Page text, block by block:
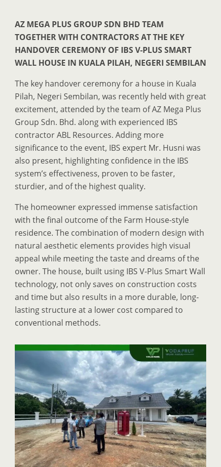
AZ MEGA PLUS GROUP SDN BHD TEAM
TOGETHER WITH CONTRACTORS AT THE KEY
HANDOVER CEREMONY OF IBS V-PLUS SMART
WALL HOUSE IN KUALA PILAH, NEGERI SEMBILAN
The key handover ceremony for a house in Kuala
Pilah, Negeri Sembilan, was recently held with great
excitement, attended by the team of AZ Mega Plus
Group Sdn. Bhd. along with experienced IBS
contractor ABL Resources. Adding more
significance to the event, IBS expert Mr. Husni was
also present, highlighting confidence in the IBS
system’s effectiveness, proven to be faster,
sturdier, and of the highest quality.
The homeowner expressed immense satisfaction
with the final outcome of the Farm House-style
residence. The combination of modern design with
natural aesthetic elements provides high visual
appeal while meeting the taste and dreams of the
owner. The house, built using IBS V-Plus Smart Wall
technology, not only saves on construction costs
and time but also results in a more durable, long-
lasting structure at a lower cost compared to
conventional methods.